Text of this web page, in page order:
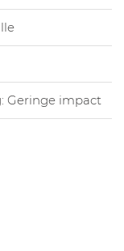
Geringe impact